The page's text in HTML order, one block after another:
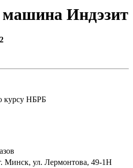
Индэзит
курсу НБРБ
Минск, ул. Лермонтова, 49-1Н